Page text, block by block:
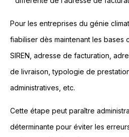
Pour les entreprises du génie
fiabiliser dès maintenant les bases
SIREN, adresse de facturation,
de livraison, typologie de
administratives, etc.
Cette étape peut paraître
déterminante pour éviter les